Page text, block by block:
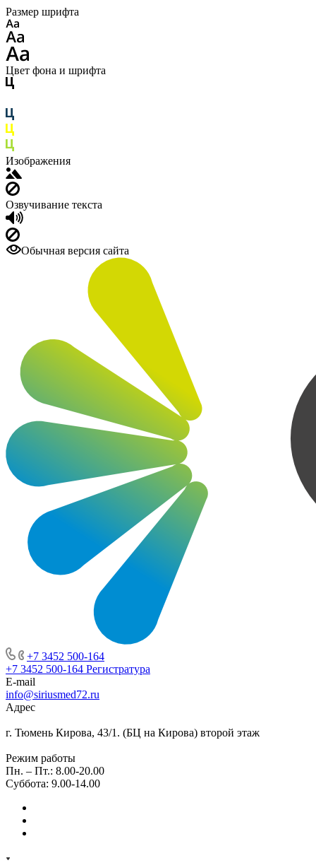
Размер шрифта
Цвет фона и шрифта
Изображения
Озвучивание текста
Обычная версия сайта
+7 3452 500-164
+7 3452 500-164 Регистратура
E-mail
info@siriusmed72.ru
Адрес
г. Тюмень Кирова, 43/1. (БЦ на Кирова) второй этаж
Режим работы
Пн. – Пт.: 8.00-20.00
Суббота: 9.00-14.00